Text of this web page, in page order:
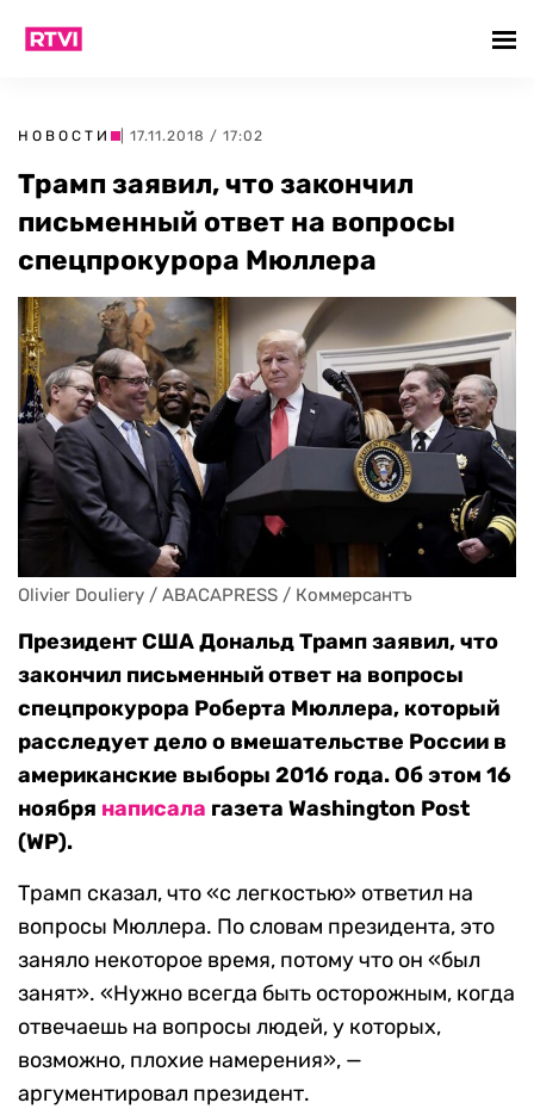
НОВОСТИ | 17.11.2018 / 17:02
Трамп заявил, что закончил
письменный ответ на вопросы
спецпрокурора Мюллера
Olivier Douliery / ABACAPRESS / Коммерсантъ
Президент США Дональд Трамп заявил, что
закончил письменный ответ на вопросы
спецпрокурора Роберта Мюллера, который
расследует дело о вмешательстве России в
американские выборы 2016 года. Об этом 16
ноября написала газета Washington Post
(WP).
Трамп сказал, что «с легкостью» ответил на
вопросы Мюллера. По словам президента, это
заняло некоторое время, потому что он «был
занят». «Нужно всегда быть осторожным, когда
отвечаешь на вопросы людей, у которых,
возможно, плохие намерения», —
аргументировал президент.